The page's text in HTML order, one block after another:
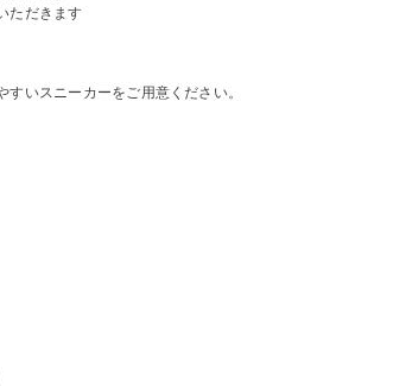
ただきます
いスニーカーをご用意ください。